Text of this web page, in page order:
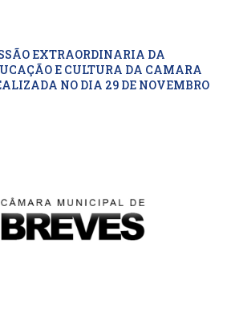
EXTRAORDINARIA DA
E CULTURA DA CAMARA
NO DIA 29 DE NOVEMBRO